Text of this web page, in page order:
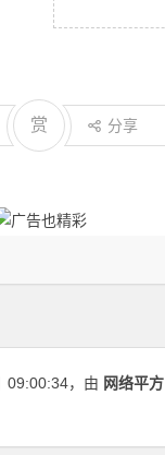
赏 分享
09:00:34，由 网络平方